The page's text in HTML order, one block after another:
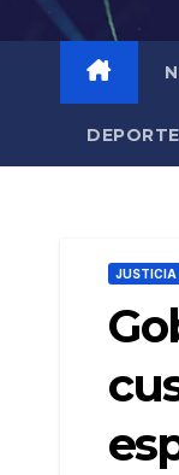
DEPORTE
JUSTICIA